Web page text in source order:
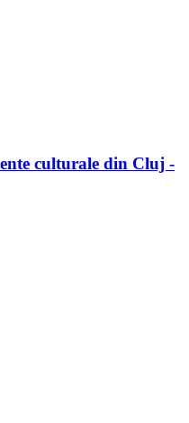
culturale din Cluj -